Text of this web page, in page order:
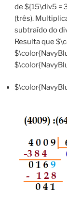
de ${15\div5 =
(três).
subtraído do
Resulta que